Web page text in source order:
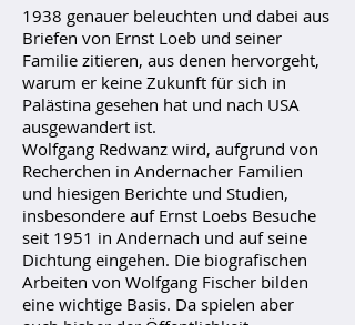
1938 genauer beleuchten und dabei aus
Briefen von Ernst Loeb und seiner
Familie zitieren, aus denen hervorgeht,
warum er keine Zukunft für sich in
Palästina gesehen hat und nach USA
ausgewandert ist.
Wolfgang Redwanz wird, aufgrund von
Recherchen in Andernacher Familien
und hiesigen Berichte und Studien,
insbesondere auf Ernst Loebs Besuche
seit 1951 in Andernach und auf seine
Dichtung eingehen. Die biografischen
Arbeiten von Wolfgang Fischer bilden
eine wichtige Basis. Da spielen aber